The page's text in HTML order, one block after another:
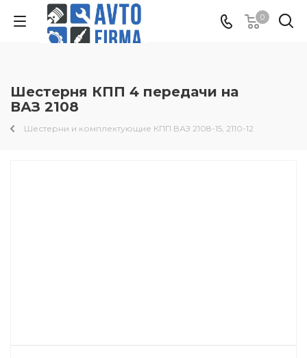
0
Шестерня КПП 4 передачи на
ВАЗ 2108
Шестерни и комплектующие КПП ВАЗ 2108-15, 2110-12